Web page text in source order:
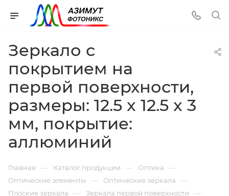
Зеркало с
покрытием на
первой поверхности,
размеры: 12.5 x 12.5 x 3
мм, покрытие:
аллюминий
Главная — Каталог продукции — Оптика —
Оптические элементы — Оптические зеркала —
Плоские зеркала — Зеркала первой поверхности —